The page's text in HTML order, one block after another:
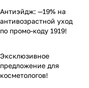
Антиэйдж: —19% на
антивозрастной уход
по промо-коду 1919!
Эксклюзивное
предложение для
косметологов!